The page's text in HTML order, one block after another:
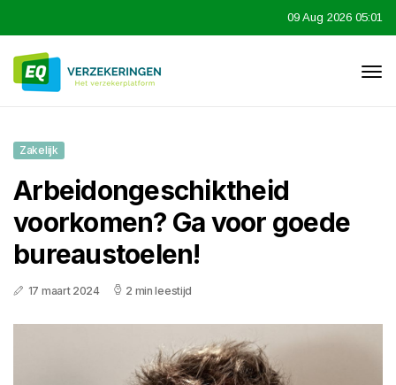
09 Aug 2026 05:01
Zakelijk
Arbeidongeschiktheid
voorkomen? Ga voor goede
bureaustoelen!
17 maart 2024 2 min leestijd